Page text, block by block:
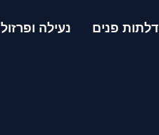
דלתות פנים נעילה ופרזול